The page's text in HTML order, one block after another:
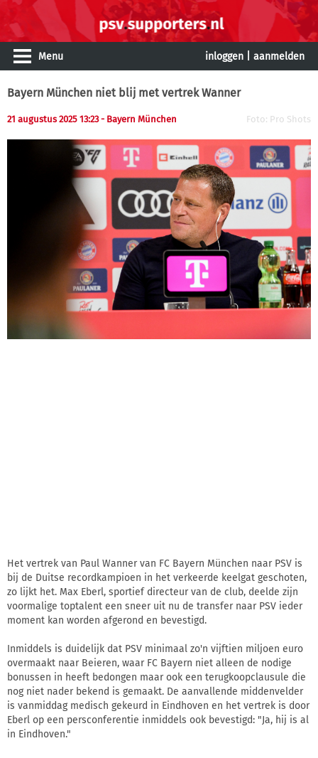
Menu inloggen aanmelden
Bayern München niet blij met vertrek Wanner
21 augustus 2025 13:23 - Bayern München Foto: Pro Shots
Het vertrek van Paul Wanner van FC Bayern München naar PSV is
bij de Duitse recordkampioen in het verkeerde keelgat geschoten,
zo lijkt het. Max Eberl, sportief directeur van de club, deelde zijn
voormalige toptalent een sneer uit nu de transfer naar PSV ieder
moment kan worden afgerond en bevestigd.
Inmiddels is duidelijk dat PSV minimaal zo'n vijftien miljoen euro
overmaakt naar Beieren, waar FC Bayern niet alleen de nodige
bonussen in heeft bedongen maar ook een terugkoopclausule die
nog niet nader bekend is gemaakt. De aanvallende middenvelder
is vanmiddag medisch gekeurd in Eindhoven en het vertrek is door
Eberl op een persconferentie inmiddels ook bevestigd: "Ja, hij is al
in Eindhoven."